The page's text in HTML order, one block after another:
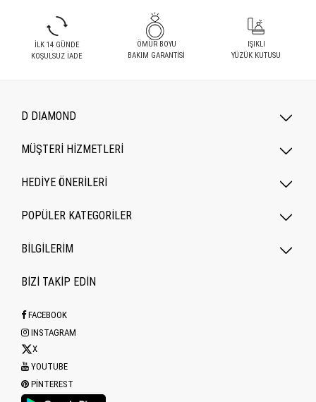
İLK 14 GÜNDE
KOŞULSUZ İADE
ÖMÜR BOYU
BAKIM GARANTİSİ
IŞIKLI
YÜZÜK KUTUSU
D DIAMOND
MÜŞTERİ HİZMETLERİ
HEDİYE ÖNERİLERİ
POPÜLER KATEGORILER
BİLGİLERİM
BİZİ TAKİP EDİN
FACEBOOK
INSTAGRAM
X
YOUTUBE
PINTEREST